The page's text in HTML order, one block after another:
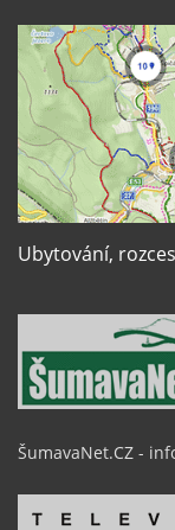
Ubytování,
ŠumavaNet.CZ -